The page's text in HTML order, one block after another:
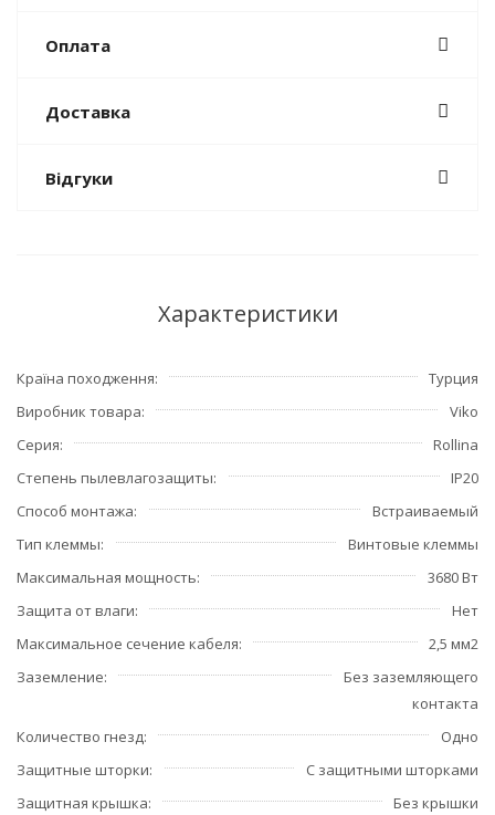
Оплата
Доставка
Відгуки
Характеристики
Країна походження
Турция
Виробник товара
Viko
Серия
Rollina
Степень пылевлагозащиты
IP20
Способ монтажа
Встраиваемый
Тип клеммы
Винтовые клеммы
Максимальная мощность
3680 Вт
Защита от влаги
Нет
Максимальное сечение кабеля
2,5 мм2
Заземление
Без заземляющего
контакта
Количество гнезд
Одно
Защитные шторки
С защитными шторками
Защитная крышка
Без крышки